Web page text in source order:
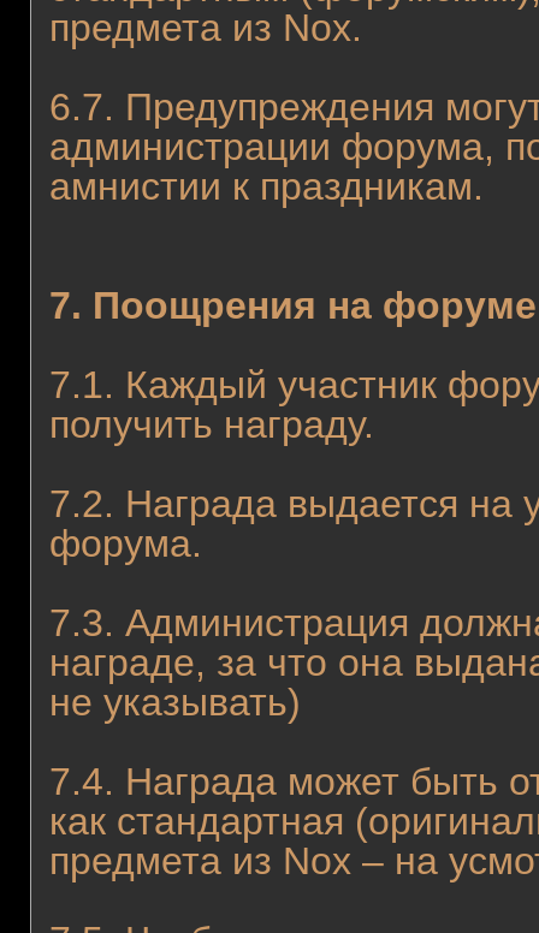
предмета из Nox.
6.7. Предупреждения
администрации форума,
амнистии к праздникам.
7. Поощрения на форуме
7.1. Каждый участник
получить награду.
7.2. Награда выдается на
форума.
7.3. Администрация
награде, за что она
не указывать)
7.4. Награда может быть
как стандартная
предмета из Nox – на